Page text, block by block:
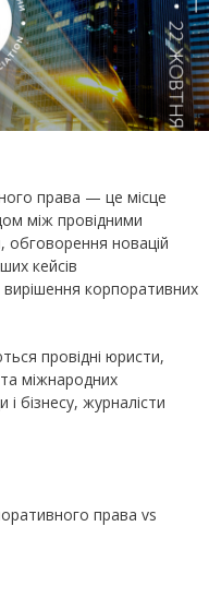
права — це місце
між провідними
обговорення новацій
кейсів
корпоративних
провідні юристи,
міжнародних
і бізнесу, журналісти
права vs